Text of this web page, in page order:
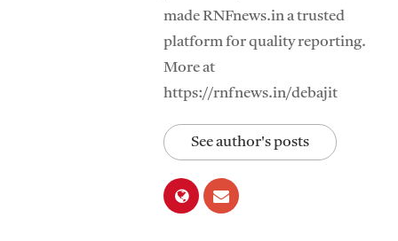
made RNFnews.in a trusted
platform for quality reporting.
More at
https://rnfnews.in/debajit
See author's posts